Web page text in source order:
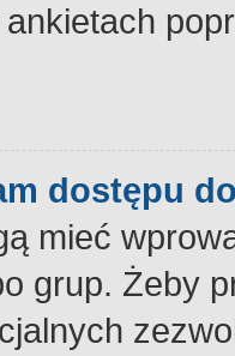
dostępu
mieć
grup. Żeby